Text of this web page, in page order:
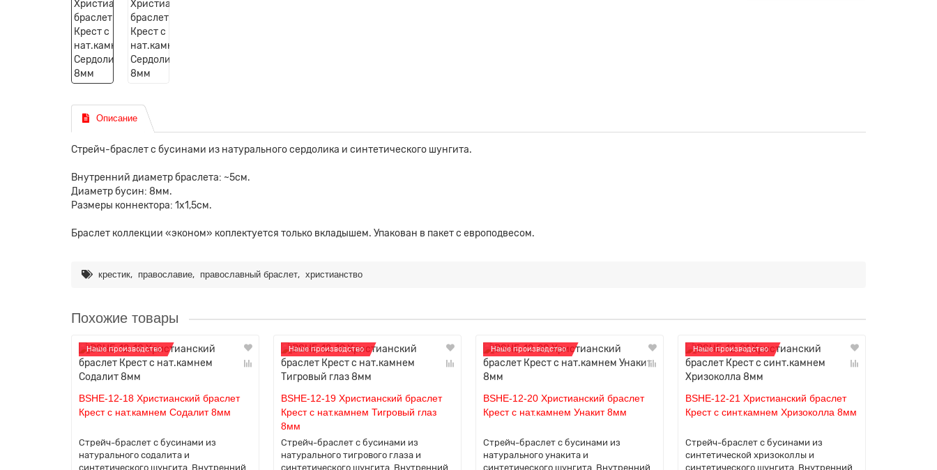
Описание
Стрейч-браслет с бусинами из натурального сердолика и синтетического шунгита.
Внутренний диаметр браслета: ~5см.
Диаметр бусин: 8мм.
Размеры коннектора: 1х1,5см.
Браслет коллекции «эконом» коплектуется только вкладышем. Упакован в пакет с европодвесом.
крестик, православие, православный браслет, христианство
Похожие товары
Наше производство
BSHE-12-18 Христианский браслет
Крест с нат.камнем Содалит 8мм
Стрейч-браслет с бусинами из
натурального содалита и
синтетического шунгита. Внутренний
Наше производство
BSHE-12-19 Христианский браслет
Крест с нат.камнем Тигровый глаз
8мм
Стрейч-браслет с бусинами из
натурального тигрового глаза и
синтетического шунгита. Внутренний
Наше производство
BSHE-12-20 Христианский браслет
Крест с нат.камнем Унакит 8мм
Стрейч-браслет с бусинами из
натурального унакита и
синтетического шунгита. Внутренний
Наше производство
BSHE-12-21 Христианский браслет
Крест с синт.камнем Хризоколла 8мм
Стрейч-браслет с бусинами из
синтетической хризоколлы и
синтетического шунгита. Внутренний